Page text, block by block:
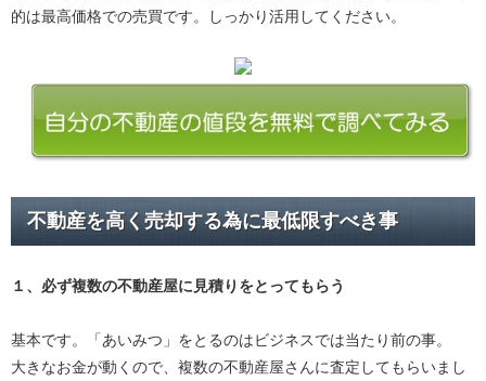
的は最高価格での売買です。しっかり活用してください。
不動産を高く売却する為に最低限すべき事
１、必ず複数の不動産屋に見積り をとってもらう
基本です。「あいみつ」をとるのはビジネスでは当たり前の事。
大きなお金が動くので、複数の不動産屋さんに査定してもらいまし